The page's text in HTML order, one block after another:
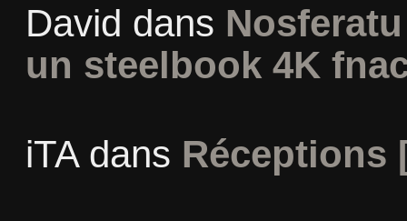
David dans
un steelbook 4K
iTAdans Réceptions